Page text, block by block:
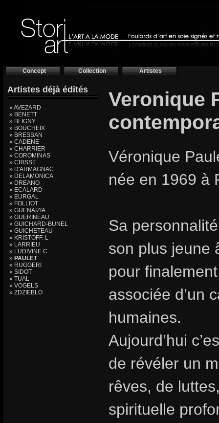
Concept Collection Artistes
Artistes déjà édités
» AVEZARD
» BENETT
» BLIGNY
» BOUCHEIX
» BRESSAN
» CADENE
» CHARRIER
» COROMINAS
» CRISSE
» D'ARMAGNAC
» DELAMONICA
» DREANO
» ECALARD
» EURGAL
» FOLLIOT
» GUENAIZIA
» GUERINEAU
» GUICHARD-BUNEL
» GUICHETEAU
» KRISTOFF. L
» LARRIEU
» LUDIVINE C
» PAULET
» RUGGERI
» SIDOT
» TUAL
» VOGELS
» ZDZIEBLO
Veronique
Véronique
née en 1969 à
Sa
son plus jeune
pour
associée d’un
humaines.
Aujourd’hui
de révéler un
rêves, de
spirituelle